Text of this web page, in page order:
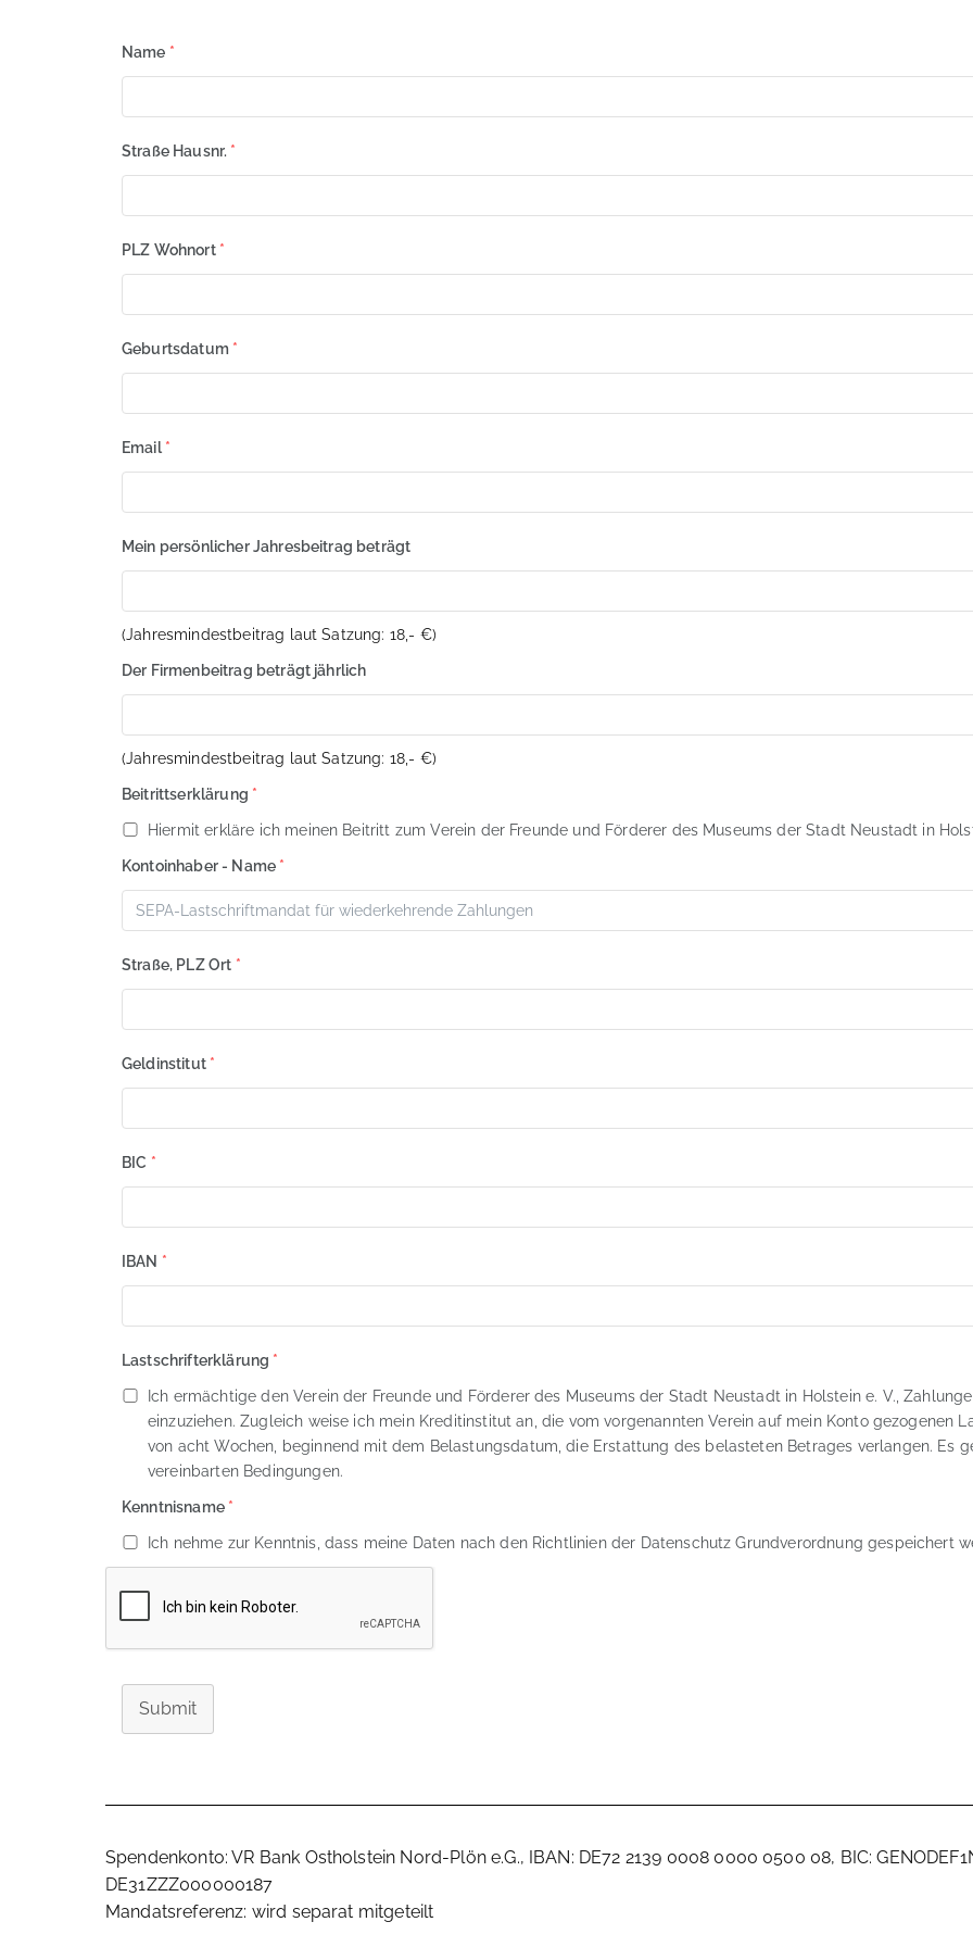
Name *
Straße Hausnr. *
PLZ Wohnort *
Geburtsdatum *
Email *
Mein persönlicher Jahresbeitrag beträgt
(Jahresmindestbeitrag laut Satzung: 18,- €)
Der Firmenbeitrag beträgt jährlich
(Jahresmindestbeitrag laut Satzung: 18,- €)
Beitrittserklärung *
Hiermit erkläre ich meinen Beitritt zum Verein der Freunde und Förderer des Museums der Stadt Neustadt in
Kontoinhaber - Name *
Straße, PLZ Ort *
Geldinstitut *
BIC *
IBAN *
Lastschrifterklärung *
Ich ermächtige den Verein der Freunde und Förderer des Museums der Stadt Neustadt in Holstein e. V.,
einzuziehen. Zugleich weise ich mein Kreditinstitut an, die vom vorgenannten Verein auf mein Konto gezogenen
von acht Wochen, beginnend mit dem Belastungsdatum, die Erstattung des belasteten Betrages verlangen. Es
vereinbarten Bedingungen.
Kenntnisname *
Ich nehme zur Kenntnis, dass meine Daten nach den Richtlinien der Datenschutz Grundverordnung gespeichert
Submit
Spendenkonto: VR Bank Ostholstein Nord-Plön e.G., IBAN: DE72 2139 0008 0000 0500 08, BIC:
DE31ZZZ000000187
Mandatsreferenz: wird separat mitgeteilt